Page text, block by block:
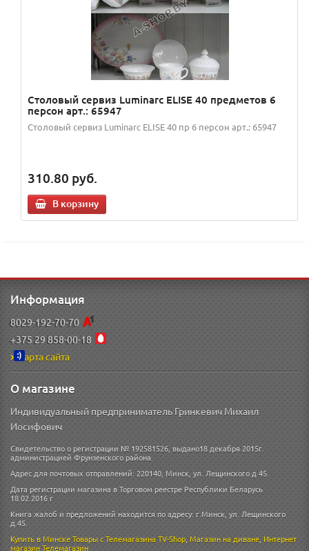
Столовый сервиз Luminarc ELISE 40 предметов 6
персон арт.: 65947
Столовый сервиз Luminarc ELISE 40 пр 6 персон арт.: 65947
310.80 руб.
В корзину
Информация
8029-192-70-70
+375 29 858-00-18
Карта сайта
О магазине
Индивидуальный предприниматель Гринкевич Михаил
Иосифович
Свидетельство о регистрации № 192581526, выдано18 декабря 2015г.
администрацией Фрунзенского района.
Адрес для почтовых отправлений: 220140, Минск, ул. Лещинского д 45.
Дата регистрации магазина в Торговом реестре Республики Беларусь
18.02.2016 г
Книга жалоб и предложений находится по адресу: г.Минск, ул. Лещинского
д.45.
Купить в МинскеТовары с Телемагазина TV-Shop,Магазин на диване,Интернет
магазинТелемагазин